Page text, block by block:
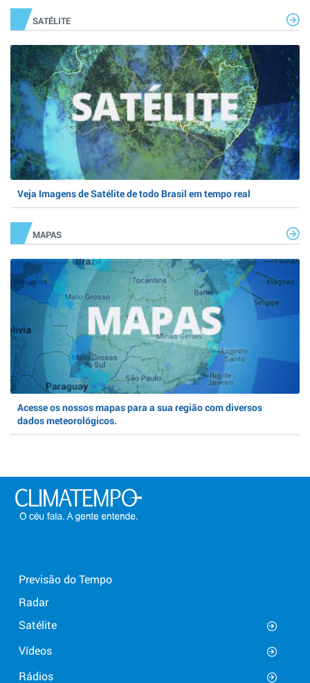
SATÉLITE
Veja Imagens de Satélite de todo Brasil em tempo real
MAPAS
Acesse os nossos mapas para a sua região com diversos
dados meteorológicos.
Previsão do Tempo
Radar
Satélite
Vídeos
Rádios